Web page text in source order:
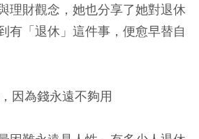
理財觀念，她也分享了她對退休
有「退休」這件事，便愈早替自
因為錢永遠不夠用